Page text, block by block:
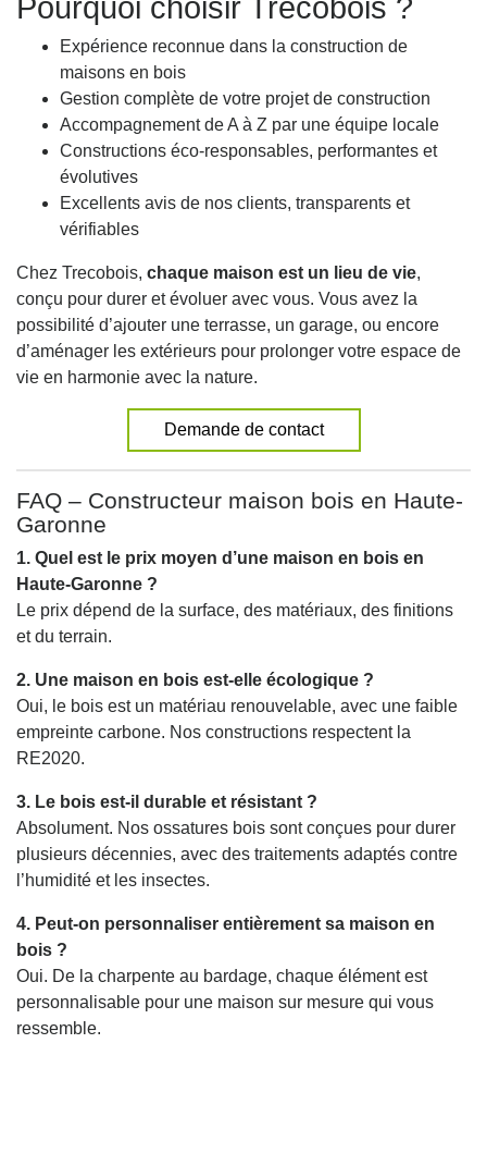
Pourquoi choisir Trecobois ?
Expérience reconnue dans la construction de
maisons en bois
Gestion complète de votre projet de construction
Accompagnement de A à Z par une équipe locale
Constructions éco-responsables, performantes et
évolutives
Excellents avis de nos clients, transparents et
vérifiables
Chez Trecobois, chaque maison est un lieu de vie,
conçu pour durer et évoluer avec vous. Vous avez la
possibilité d’ajouter une terrasse, un garage, ou encore
d’aménager les extérieurs pour prolonger votre espace de
vie en harmonie avec la nature.
Demande de contact
FAQ – Constructeur maison bois en Haute-
Garonne
1. Quel est le prix moyen d’une maison en bois en
Haute-Garonne ?
Le prix dépend de la surface, des matériaux, des finitions
et du terrain.
2. Une maison en bois est-elle écologique ?
Oui, le bois est un matériau renouvelable, avec une faible
empreinte carbone. Nos constructions respectent la
RE2020.
3. Le bois est-il durable et résistant ?
Absolument. Nos ossatures bois sont conçues pour durer
plusieurs décennies, avec des traitements adaptés contre
l’humidité et les insectes.
4. Peut-on personnaliser entièrement sa maison en
bois ?
Oui. De la charpente au bardage, chaque élément est
personnalisable pour une maison sur mesure qui vous
ressemble.